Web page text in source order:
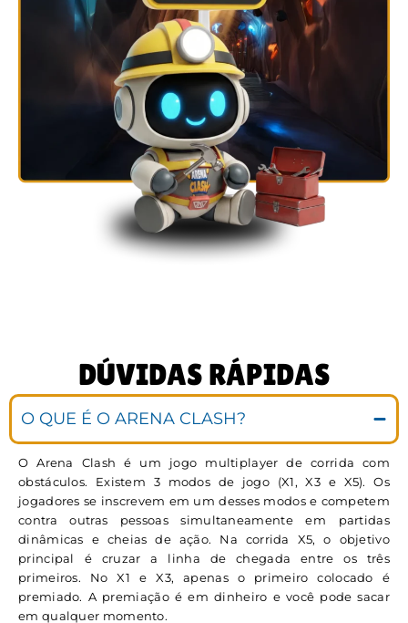
DÚVIDAS RÁPIDAS
O QUE É O ARENA CLASH?
O Arena Clash é um jogo multiplayer de corrida com
obstáculos. Existem 3 modos de jogo (X1, X3 e X5). Os
jogadores se inscrevem em um desses modos e competem
contra outras pessoas simultaneamente em partidas
dinâmicas e cheias de ação. Na corrida X5, o objetivo
principal é cruzar a linha de chegada entre os três
primeiros. No X1 e X3, apenas o primeiro colocado é
premiado. A premiação é em dinheiro e você pode sacar
em qualquer momento.